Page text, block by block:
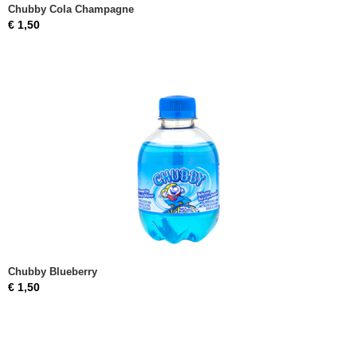
Chubby Cola Champagne
€ 1,50
Chubby Blueberry
€ 1,50